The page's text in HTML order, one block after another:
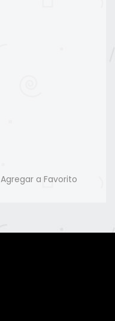
Agregar a Favorito